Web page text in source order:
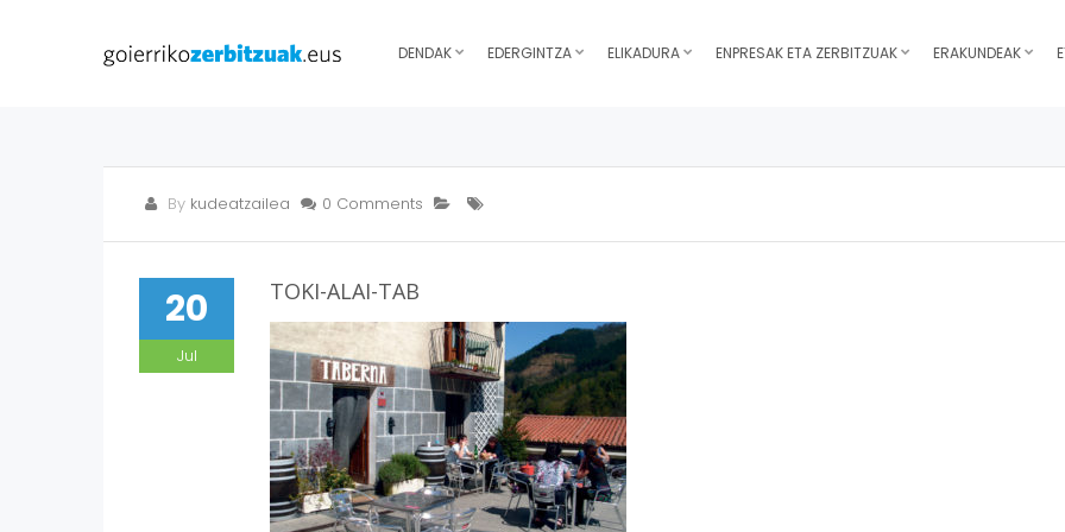
DENDAK EDERGINTZA ELIKADURA ENPRESAK ETA ZERBITZUAK ERAKUNDEAK
By kudeatzailea 0 Comments
20
Jul
TOKI-ALAI-TAB